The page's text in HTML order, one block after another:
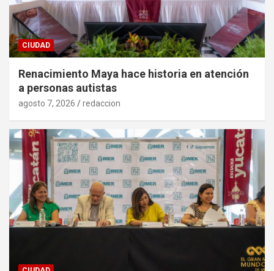
CIUDAD
Renacimiento Maya hace historia en atención
a personas autistas
agosto 7, 2026 redaccion